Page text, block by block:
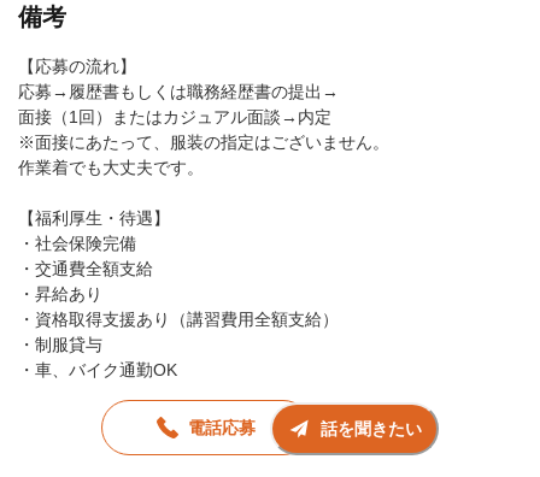
備考
【応募の流れ】
応募→履歴書もしくは職務経歴書の提出→
面接（1回）またはカジュアル面談→内定
※面接にあたって、服装の指定はございません。
作業着でも大丈夫です。
【福利厚生・待遇】
・社会保険完備
・交通費全額支給
・昇給あり
・資格取得支援あり（講習費用全額支給）
・制服貸与
・車、バイク通勤OK
電話応募 話を聞きたい